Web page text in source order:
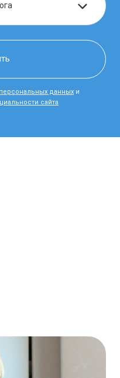
данных и
сайта